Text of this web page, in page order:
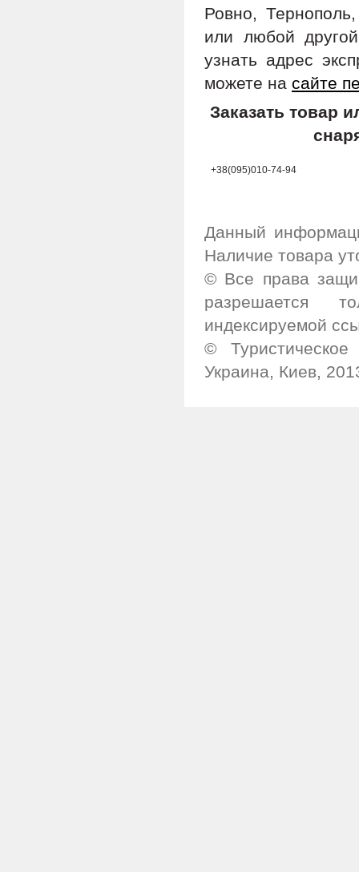
Ровно,
или любой
узнать адрес
можете на сайте
Заказать товар
+38(095)010-74-94
Данный
Наличие товара
© Все права
разрешается
индексируемой
©
Украина, Киев,